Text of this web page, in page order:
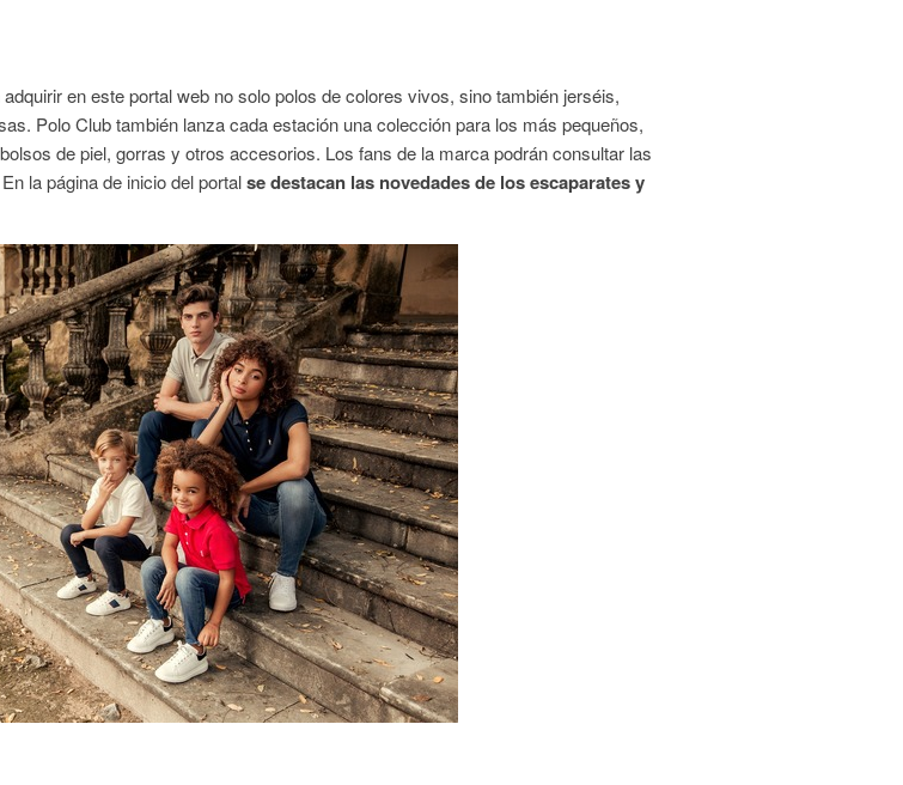
en este portal web no solo polos de colores vivos, sino también jerséis,
Polo Club también lanza cada estación una colección para los más pequeños,
de piel, gorras y otros accesorios. Los fans de la marca podrán consultar las
la página de inicio del portalse destacan las novedades de los escaparates y